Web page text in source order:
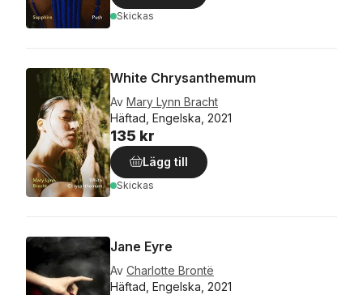
Skickas
White Chrysanthemum
Av Mary Lynn Bracht
Häftad, Engelska, 2021
135 kr
Lägg till
Skickas
Jane Eyre
Av Charlotte Brontë
Häftad, Engelska, 2021